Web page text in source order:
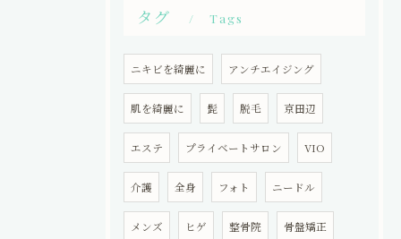
タグ Tags
ニキビを綺麗に アンチエイジング
肌を綺麗に 髭 脱毛 京田辺
エステ プライベートサロン VIO
介護 全身 フォト ニードル
メンズ ヒゲ 整骨院 骨盤矯正